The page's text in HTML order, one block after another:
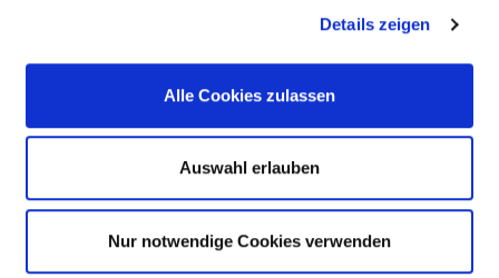
Details zeigen
Alle Cookies zulassen
Auswahl erlauben
Nur notwendige Cookies verwenden
HÄNDEDESINFEKTION
UMGANG MIT MRE /MRSA